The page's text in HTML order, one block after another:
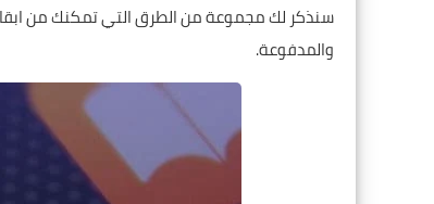
سنذكر لك مجموعة من الطرق التي تمكنك من
والمدفوعة.